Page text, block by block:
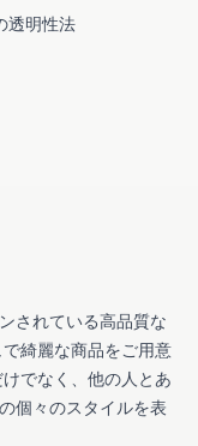
透明性法
されている高品質な
綺麗な商品をご用意
でなく、他の人とあ
個々のスタイルを表